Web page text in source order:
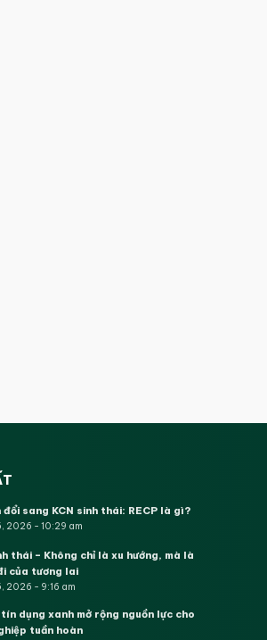
đổi sang KCN sinh thái: RECP là gì?
2026 - 10:29 am
thái – Không chỉ là xu hướng, mà là
của tương lai
2026 - 9:16 am
dụng xanh mở rộng nguồn lực cho
tuần hoàn